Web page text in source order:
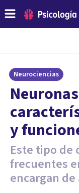
Neurociencias
y
Este tipo de
frecuentes
encargan